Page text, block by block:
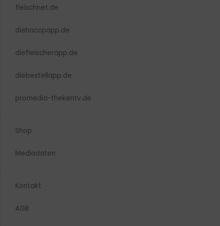
fleischnet.de
diehaccpapp.de
diefleischerapp.de
diebestellapp.de
promedia-thekentv.de
Shop
Mediadaten
Kontakt
AGB